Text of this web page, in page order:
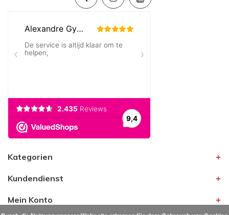
Kategorien
Kundendienst
Mein Konto